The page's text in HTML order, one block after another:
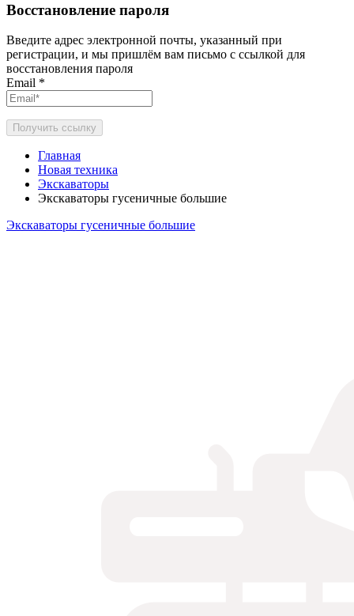
Восстановление пароля
Введите адрес электронной почты, указанный при
регистрации, и мы пришлём вам письмо с ссылкой для
восстановления пароля
Email *
Получить ссылку
Главная
Новая техника
Экскаваторы
Экскаваторы гусеничные большие
Экскаваторы гусеничные большие